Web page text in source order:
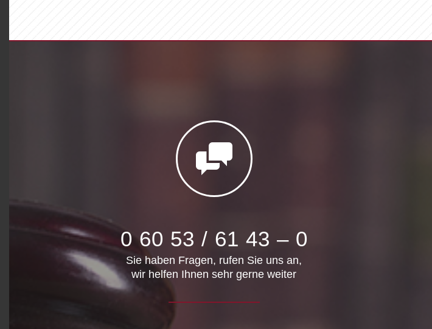
0 60 53 / 61 43 – 0
Sie haben Fragen, rufen Sie uns an,
wir helfen Ihnen sehr gerne weiter